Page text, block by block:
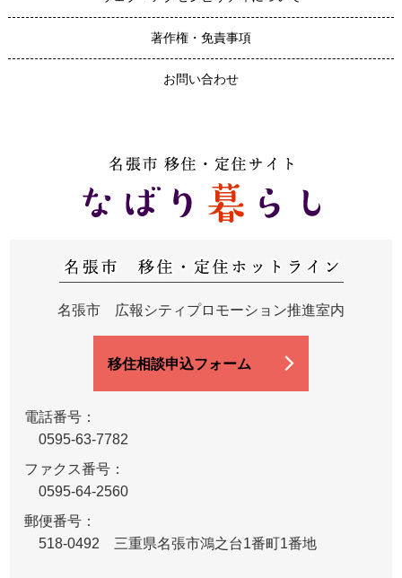
著作権・免責事項
お問い合わせ
名張市 広報シティプロモーション推進室内
移住相談申込フォーム
電話番号：
0595-63-7782
ファクス番号：
0595-64-2560
郵便番号：
518-0492 三重県名張市鴻之台1番町1番地